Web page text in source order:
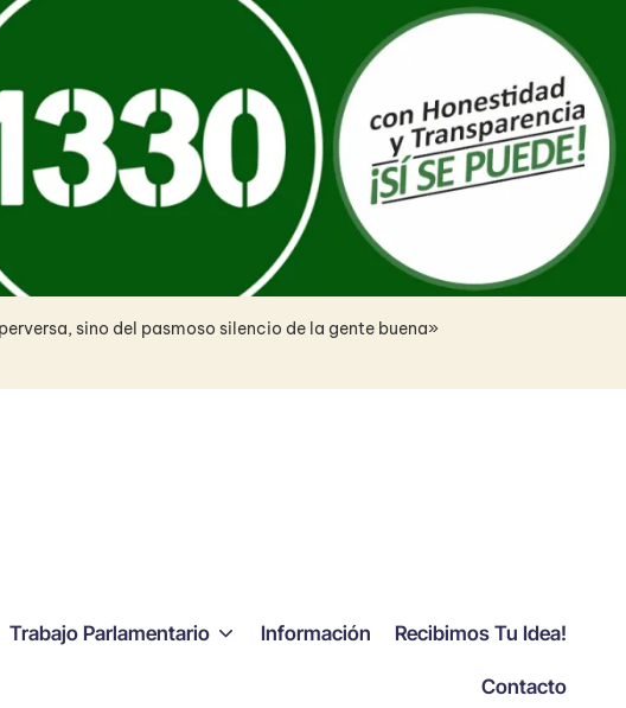
sino del pasmoso silencio de la gente buena»
Trabajo Parlamentario Información Recibimos Tu Idea!
Contacto